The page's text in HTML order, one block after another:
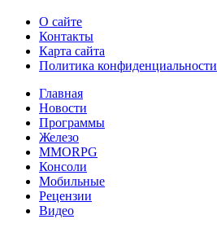
О сайте
Контакты
Карта сайта
Политика конфиденциальности
Главная
Новости
Программы
Железо
MMORPG
Консоли
Мобильные
Рецензии
Видео